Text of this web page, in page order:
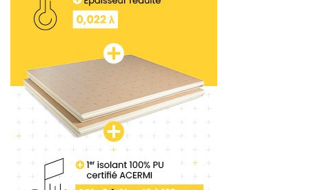
climatique, fruit du partenariat Artibat et
Novabuild, l’allié “solutions climat” en Pays de Loire,
seront largement abordés et sous tous les angles
dans un espace dédié. Cet événement dans
l’événement mettra en lumière, lors de
conférences, les solutions innovantes pour
massifier la rénovation énergétique des bâtiments
de logements individuels et collectifs. Ou encore
informer sur l’entrée en vigueur des nouveaux
impératifs de la RE 2020. Précisons que la scène
Cirq constituera aussi une tribune de premier plan